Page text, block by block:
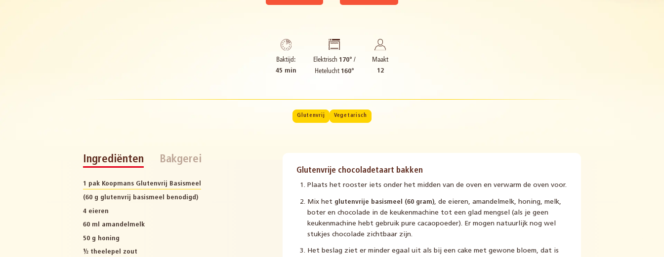
Baktijd:
45 min
Elektrisch 170° /
Hetelucht 160°
Maakt
12
Glutenvrij Vegetarisch
Ingrediënten Bakgerei
1 pak Koopmans Glutenvrij Basismeel
(60 g glutenvrij basismeel benodigd)
4 eieren
60 ml amandelmelk
50 g honing
½ theelepel zout
Glutenvrije chocoladetaart bakken
Plaats het rooster iets onder het midden van de oven en verwarm de oven voor.
Mix het glutenvrije basismeel (60 gram), de eieren, amandelmelk, honing, melk,
boter en chocolade in de keukenmachine tot een glad mengsel (als je geen
keukenmachine hebt gebruik pure cacaopoeder). Er mogen natuurlijk nog wel
stukjes chocolade zichtbaar zijn.
Het beslag ziet er minder egaal uit als bij een cake met gewone bloem, dat is